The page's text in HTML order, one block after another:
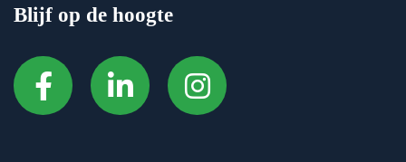
Blijf op de hoogte